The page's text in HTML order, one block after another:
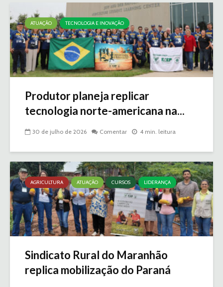
ATUAÇÃO TECNOLOGIA E INOVAÇÃO
Produtor planeja replicar
tecnologia norte-americana na...
30 de julho de 2026 Comentar 4 min. leitura
AGRICULTURA ATUAÇÃO CURSOS LIDERANÇA
Sindicato Rural do Maranhão
replica mobilização do Paraná